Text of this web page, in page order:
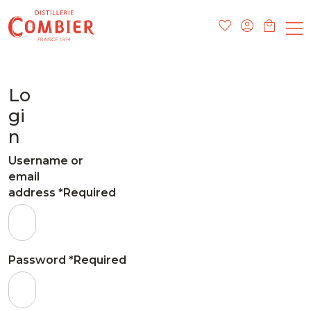
Lo
gi
n
Username or
email
address *Required
Password *Required